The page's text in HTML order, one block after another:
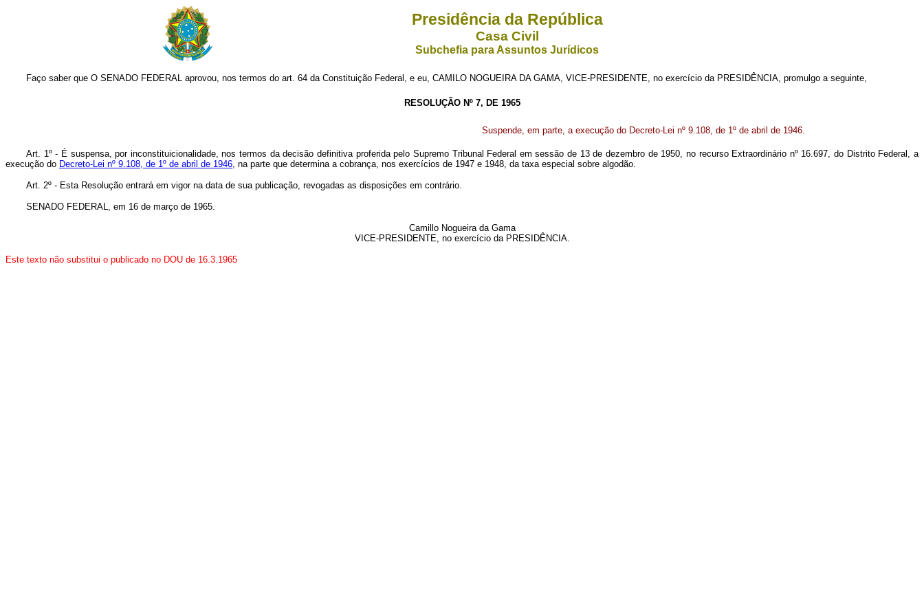
Presidência da República
Casa Civil
Subchefia para Assuntos Jurídicos
Faço saber que O SENADO FEDERAL aprovou, nos termos do art. 64 da Constituição Federal, e eu, CAMILO NOGUEIRA DA GAMA, VICE-PRESIDENTE, no exercício da PRESIDÊNCIA, promulgo a seguinte,
RESOLUÇÃO Nº 7, DE 1965
Suspende, em parte, a execução do Decreto-Lei nº 9.108, de 1º de abril de 1946.
Art. 1º - É suspensa, por inconstituicionalidade, nos termos da decisão definitiva proferida pelo Supremo Tribunal Federal em sessão de 13 de dezembro de 1950, no recurso Extraordinário nº 16.697, do Distrito Federal, a
execução do Decreto-Lei nº 9.108, de 1º de abril de 1946 , na parte que determina a cobrança, nos exercícios de 1947 e 1948, da taxa especial sobre algodão.
Art. 2º - Esta Resolução entrará em vigor na data de sua publicação, revogadas as disposições em contrário.
SENADO FEDERAL, em 16 de março de 1965.
Camillo Nogueira da Gama
VICE-PRESIDENTE, no exercício da PRESIDÊNCIA.
Este texto não substitui o publicado no DOU de 16.3.1965